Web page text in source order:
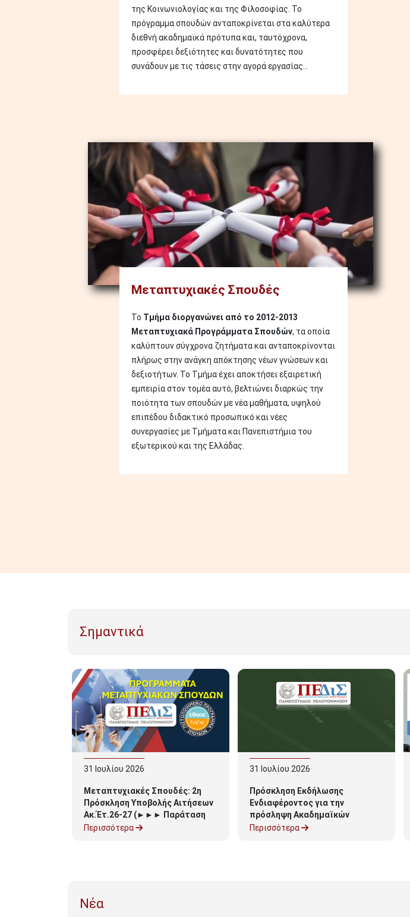
της Κοινωνιολογίας και της Φιλοσοφίας. Το
πρόγραμμα σπουδών ανταποκρίνεται στα καλύτερα
διεθνή ακαδημαϊκά πρότυπα και, ταυτόχρονα,
προσφέρει δεξιότητες και δυνατότητες που
συνάδουν με τις τάσεις στην αγορά εργασίας...
Μεταπτυχιακές Σπουδές
Το Τμήμα διοργανώνει από το 2012-2013
Μεταπτυχιακά Προγράμματα Σπουδών, τα οποία
καλύπτουν σύγχρονα ζητήματα και ανταποκρίνονται
πλήρως στην ανάγκη απόκτησης νέων γνώσεων και
δεξιοτήτων. Το Τμήμα έχει αποκτήσει εξαιρετική
εμπειρία στον τομέα αυτό, βελτιώνει διαρκώς την
ποιότητα των σπουδών με νέα μαθήματα, υψηλού
επιπέδου διδακτικό προσωπικό και νέες
συνεργασίες με Τμήματα και Πανεπιστήμια του
εξωτερικού και της Ελλάδας.
Σημαντικά
31 Ιουλίου 2026
Μεταπτυχιακές Σπουδές: 2η
Πρόσκληση Υποβολής Αιτήσεων
Ακ.Έτ.26-27 (►►► Παράταση
αιτήσεων έως 31/8/26 για
Περισσότερα
31 Ιουλίου 2026
Πρόσκληση Εκδήλωσης
Ενδιαφέροντος για την
πρόσληψη Ακαδημαϊκών
Υποτρόφων για το ακ.έτος
Περισσότερα
Νέα